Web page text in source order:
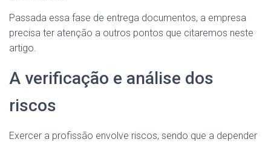
Passada essa fase de entrega documentos, a empresa
precisa ter atenção a outros pontos que citaremos neste
artigo.
A verificação e análise dos
riscos
Exercer a profissão envolve riscos, sendo que a depender